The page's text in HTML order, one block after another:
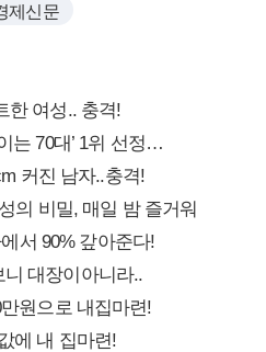
제신문
한 여성.. 충격!
는 70대’ 1위 선정…
커진 남자..충격!
의 비밀, 매일 밤 즐거워
서 90% 갚아준다!
대장이아니라..
원으로 내집마련!
에 내 집마련!